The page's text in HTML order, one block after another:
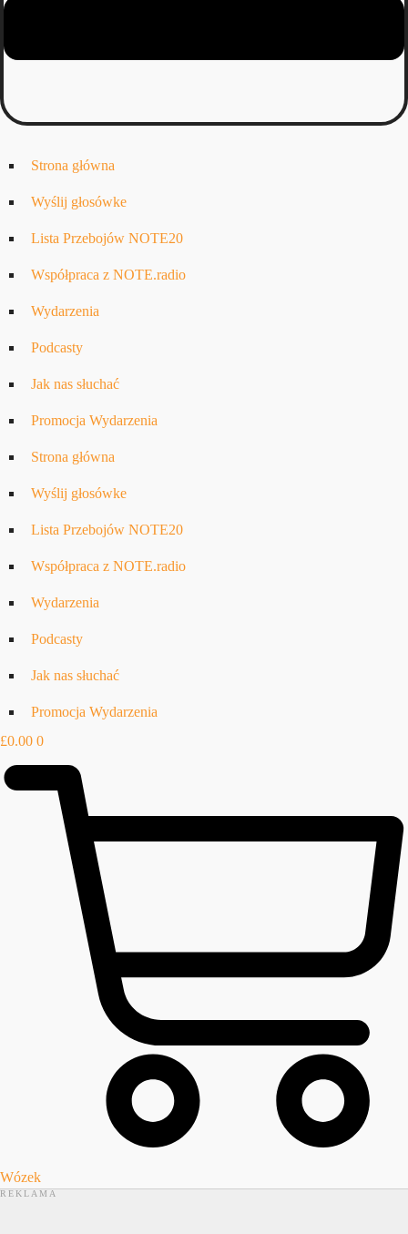
Strona główna
Wyślij głosówke
Lista Przebojów NOTE20
Współpraca z NOTE.radio
Wydarzenia
Podcasty
Jak nas słuchać
Promocja Wydarzenia
Strona główna
Wyślij głosówke
Lista Przebojów NOTE20
Współpraca z NOTE.radio
Wydarzenia
Podcasty
Jak nas słuchać
Promocja Wydarzenia
£0.00 0
Wózek